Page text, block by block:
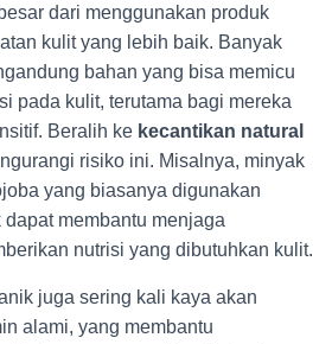
dari menggunakan produk
kulit yang lebih baik. Banyak
bahan yang bisa memicu
pada kulit, terutama bagi mereka
Beralih ke kecantikan natural
risiko ini. Misalnya, minyak
yang biasanya digunakan
membantu menjaga
nutrisi yang dibutuhkan kulit.
juga sering kali kaya akan
alami, yang membantu